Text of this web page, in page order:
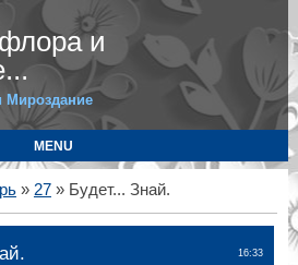
и
Мироздание
MENU
» 27» Будет... Знай.
16:33